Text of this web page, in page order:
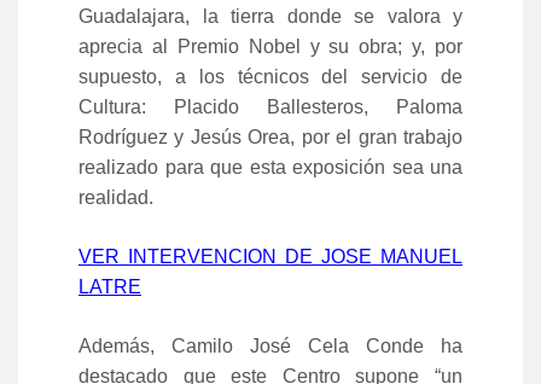
Guadalajara, la tierra donde se valora y
aprecia al Premio Nobel y su obra; y, por
supuesto, a los técnicos del servicio de
Cultura: Placido Ballesteros, Paloma
Rodríguez y Jesús Orea, por el gran trabajo
realizado para que esta exposición sea una
realidad.
VER INTERVENCION DE JOSE MANUEL
LATRE
Además, Camilo José Cela Conde ha
destacado que este Centro supone “un